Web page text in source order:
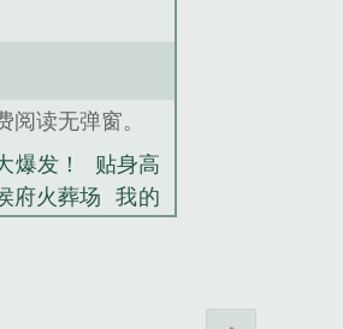
阅读无弹窗。
爆发！
贴身高
府火葬场
我的